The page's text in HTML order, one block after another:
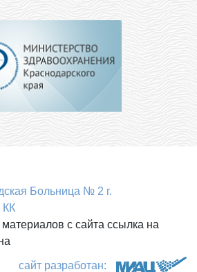
Больница № 2 г.
КК
с сайта ссылка на
сайт разработан: